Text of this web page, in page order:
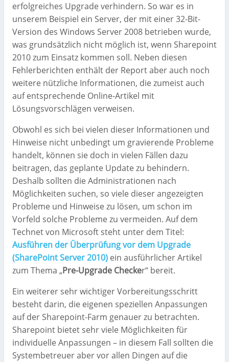
erfolgreiches Upgrade verhindern. So war es in
unserem Beispiel ein Server, der mit einer 32-Bit-
Version des Windows Server 2008 betrieben wurde,
was grundsätzlich nicht möglich ist, wenn Sharepoint
2010 zum Einsatz kommen soll. Neben diesen
Fehlerberichten enthält der Report aber auch noch
weitere nützliche Informationen, die zumeist auch
auf entsprechende Online-Artikel mit
Lösungsvorschlägen verweisen.
Obwohl es sich bei vielen dieser Informationen und
Hinweise nicht unbedingt um gravierende Probleme
handelt, können sie doch in vielen Fällen dazu
beitragen, das geplante Update zu behindern.
Deshalb sollten die Administrationen nach
Möglichkeiten suchen, so viele dieser angezeigten
Probleme und Hinweise zu lösen, um schon im
Vorfeld solche Probleme zu vermeiden. Auf dem
Technet von Microsoft steht unter dem Titel:
Ausführen der Überprüfung vor dem Upgrade
(SharePoint Server 2010) ein ausführlicher Artikel
zum Thema „Pre-Upgrade Checker“ bereit.
Ein weiterer sehr wichtiger Vorbereitungsschritt
besteht darin, die eigenen speziellen Anpassungen
auf der Sharepoint-Farm genauer zu betrachten.
Sharepoint bietet sehr viele Möglichkeiten für
individuelle Anpassungen – in diesem Fall sollten die
Systembetreuer aber vor allen Dingen auf die